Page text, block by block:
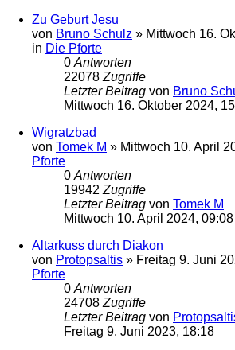
Zu Geburt Jesu
von Bruno Schulz » Mittwoch 16.
in Die Pforte
0 Antworten
22078 Zugriffe
Letzter Beitrag von Bruno
Mittwoch 16. Oktober 2024,
Wigratzbad
von Tomek M » Mittwoch 10. April
Pforte
0 Antworten
19942 Zugriffe
Letzter Beitrag von Tomek M
Mittwoch 10. April 2024, 09:08
Altarkuss durch Diakon
von Protopsaltis » Freitag 9. Juni
Pforte
0 Antworten
24708 Zugriffe
Letzter Beitrag von
Freitag 9. Juni 2023, 18:18